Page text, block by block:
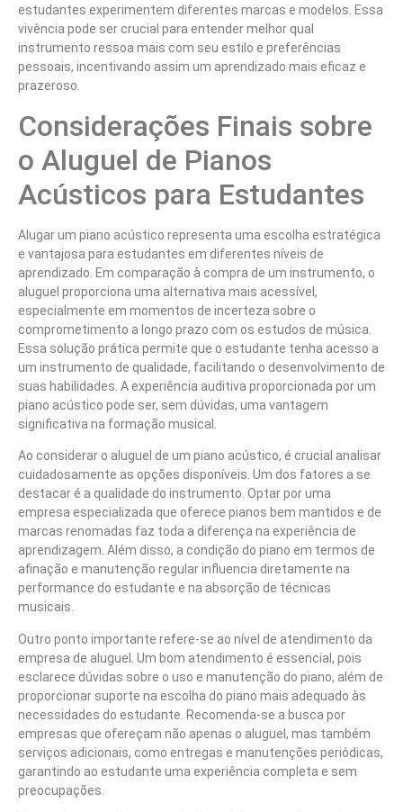
estudantes experimentem diferentes marcas e modelos. Essa
vivência pode ser crucial para entender melhor qual
instrumento ressoa mais com seu estilo e preferências
pessoais, incentivando assim um aprendizado mais eficaz e
prazeroso.
Considerações Finais sobre
o Aluguel de Pianos
Acústicos para Estudantes
Alugar um piano acústico representa uma escolha estratégica
e vantajosa para estudantes em diferentes níveis de
aprendizado. Em comparação à compra de um instrumento, o
aluguel proporciona uma alternativa mais acessível,
especialmente em momentos de incerteza sobre o
comprometimento a longo prazo com os estudos de música.
Essa solução prática permite que o estudante tenha acesso a
um instrumento de qualidade, facilitando o desenvolvimento de
suas habilidades. A experiência auditiva proporcionada por um
piano acústico pode ser, sem dúvidas, uma vantagem
significativa na formação musical.
Ao considerar o aluguel de um piano acústico, é crucial analisar
cuidadosamente as opções disponíveis. Um dos fatores a se
destacar é a qualidade do instrumento. Optar por uma
empresa especializada que oferece pianos bem mantidos e de
marcas renomadas faz toda a diferença na experiência de
aprendizagem. Além disso, a condição do piano em termos de
afinação e manutenção regular influencia diretamente na
performance do estudante e na absorção de técnicas
musicais.
Outro ponto importante refere-se ao nível de atendimento da
empresa de aluguel. Um bom atendimento é essencial, pois
esclarece dúvidas sobre o uso e manutenção do piano, além de
proporcionar suporte na escolha do piano mais adequado às
necessidades do estudante. Recomenda-se a busca por
empresas que ofereçam não apenas o aluguel, mas também
serviços adicionais, como entregas e manutenções periódicas,
garantindo ao estudante uma experiência completa e sem
preocupações.